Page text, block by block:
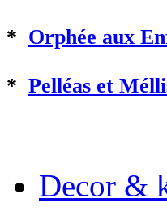
* Orphée aux
* Pelléas et
Decor &